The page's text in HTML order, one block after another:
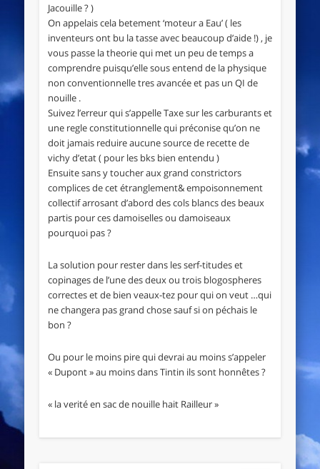
Jacouille ? )
On appelais cela betement ‘moteur a Eau’ ( les
inventeurs ont bu la tasse avec beaucoup d’aide !) , je
vous passe la theorie qui met un peu de temps a
comprendre puisqu’elle sous entend de la physique
non conventionnelle tres avancée et pas un QI de
nouille .
Suivez l’erreur qui s’appelle Taxe sur les carburants et
une regle constitutionnelle qui préconise qu’on ne
doit jamais reduire aucune source de recette de
vichy d’etat ( pour les bks bien entendu )
Ensuite sans y toucher aux grand constrictors
complices de cet étranglement& empoisonnement
collectif arrosant d’abord des cols blancs des beaux
partis pour ces damoiselles ou damoiseaux
pourquoi pas ?
La solution pour rester dans les serf-titudes et
copinages de l’une des deux ou trois blogospheres
correctes et de bien veaux-tez pour qui on veut …qui
ne changera pas grand chose sauf si on péchais le
bon ?
Ou pour le moins pire qui devrai au moins s’appeler
« Dupont » au moins dans Tintin ils sont honnêtes ?
« la verité en sac de nouille hait Railleur »